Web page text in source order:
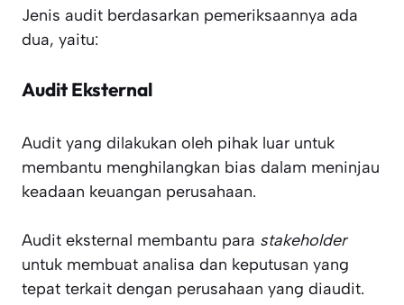
Jenis audit berdasarkan pemeriksaannya ada
dua, yaitu:
Audit Eksternal
Audit yang dilakukan oleh pihak luar untuk
membantu menghilangkan bias dalam meninjau
keadaan keuangan perusahaan.
Audit eksternal membantu para stakeholder
untuk membuat analisa dan keputusan yang
tepat terkait dengan perusahaan yang diaudit.